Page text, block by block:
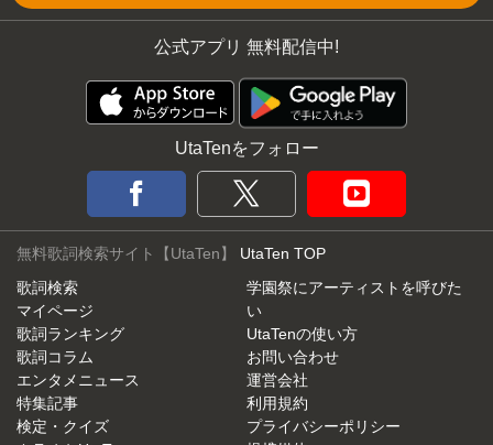
公式アプリ 無料配信中!
UtaTenをフォロー
無料歌詞検索サイト【UtaTen】 UtaTen TOP
歌詞検索
マイページ
歌詞ランキング
歌詞コラム
エンタメニュース
特集記事
検定・クイズ
学園祭にアーティストを呼びた
い
UtaTenの使い方
お問い合わせ
運営会社
利用規約
プライバシーポリシー